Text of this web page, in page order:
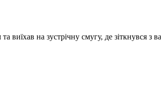
на зустрічну смугу, де зіткнувся з